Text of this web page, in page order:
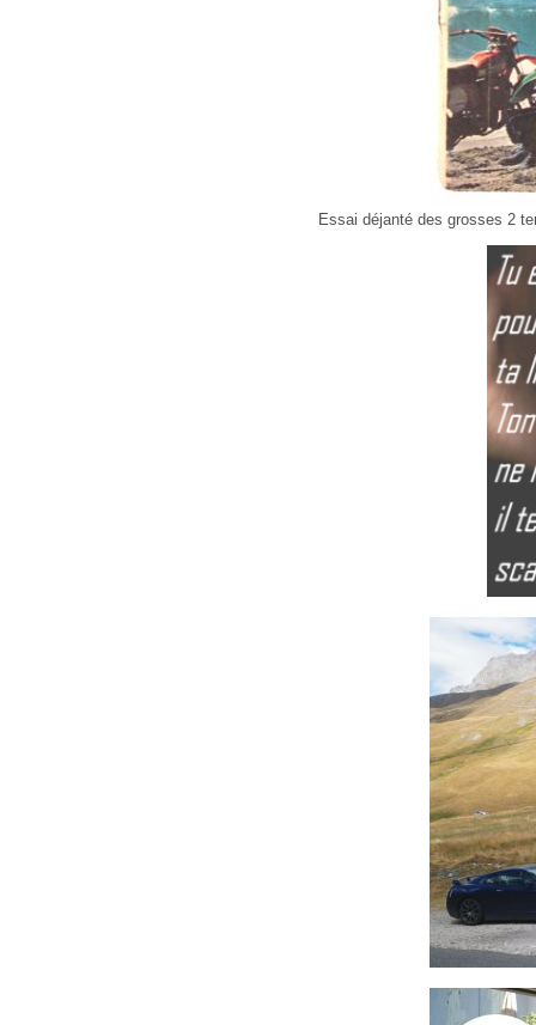
Essai déjanté des grosses 2